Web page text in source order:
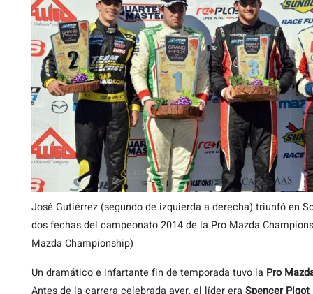
José Gutiérrez (segundo de izquierda a derecha) triunfó en
dos fechas del campeonato 2014 de la Pro Mazda
Mazda Championship)
Un dramático e infartante fin de temporada tuvo la Pro
Antes de la carrera celebrada ayer, el líder era Spencer Pigot